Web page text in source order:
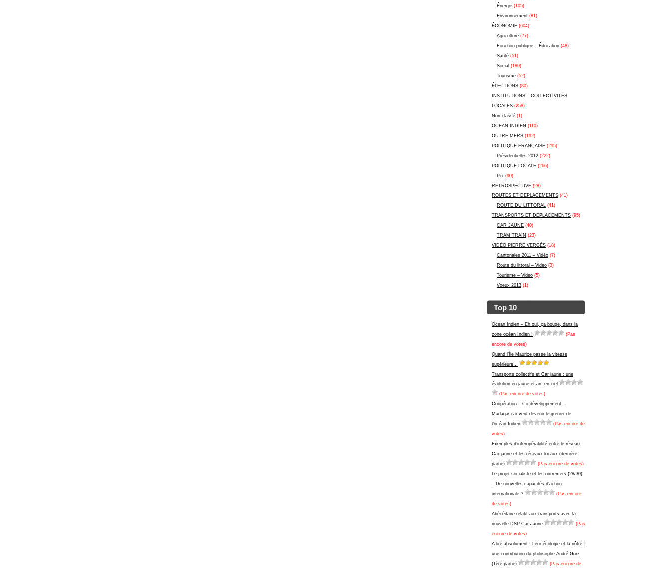
Énergie (105)
Environnement (81)
ÉCONOMIE (604)
Agriculture (77)
Fonction publique – Éducation (48)
Santé (51)
Social (180)
Tourisme (52)
ÉLECTIONS (80)
INSTITUTIONS – COLLECTIVITÉS
LOCALES (258)
Non classé (1)
OCEAN INDIEN (110)
OUTRE MERS (192)
POLITIQUE FRANÇAISE (295)
Présidentielles 2012 (222)
POLITIQUE LOCALE (266)
Pcr (90)
RETROSPECTIVE (28)
ROUTES ET DEPLACEMENTS (41)
ROUTE DU LITTORAL (41)
TRANSPORTS ET DEPLACEMENTS (95)
CAR JAUNE (40)
TRAM TRAIN (23)
VIDÉO PIERRE VERGÈS (18)
Cantonales 2011 – Vidéo (7)
Route du littoral – Video (3)
Tourisme – Vidéo (5)
Voeux 2013 (1)
Top 10
Océan Indien – Eh oui, ça bouge, dans la
zone océan Indien !
(Pas
encore de votes)
Quand l’Île Maurice passe la vitesse
supérieure…
Transports collectifs et Car jaune : une
évolution en jaune et arc-en-ciel
(Pas encore de votes)
Coopération – Co développement –
Madagascar veut devenir le grenier de
l’océan Indien
(Pas encore de
votes)
Exemples d’interopérabilité entre le réseau
Car jaune et les réseaux locaux (dernière
partie)
(Pas encore de votes)
Le projet socialiste et les outremers (28/30)
– De nouvelles capacités d’action
internationale ?
(Pas encore
de votes)
Abécédaire relatif aux transports avec la
nouvelle DSP Car Jaune
(Pas
encore de votes)
À lire absolument ! Leur écologie et la nôtre :
une contribution du philosophe André Gorz
(1ère partie)
(Pas encore de